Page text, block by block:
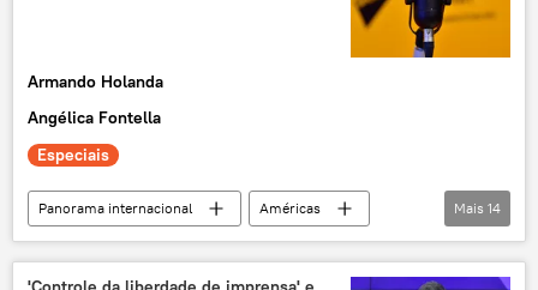
Armando Holanda
Angélica Fontella
Especiais
Panorama internacional
Américas
Washington
Estados Unidos
exclusiva
Rússia
Reino Unido
Mais 14